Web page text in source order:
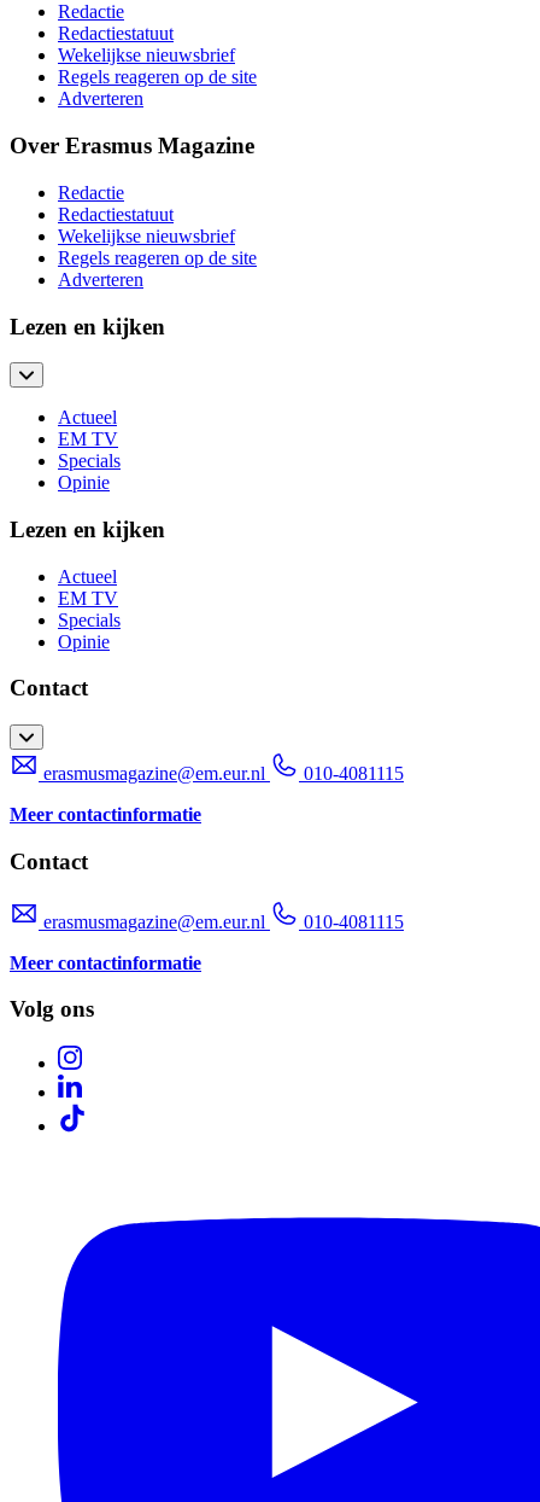
Redactie
Redactiestatuut
Wekelijkse nieuwsbrief
Regels reageren op de site
Adverteren
Over Erasmus Magazine
Redactie
Redactiestatuut
Wekelijkse nieuwsbrief
Regels reageren op de site
Adverteren
Lezen en kijken
Actueel
EM TV
Specials
Opinie
Lezen en kijken
Actueel
EM TV
Specials
Opinie
Contact
erasmusmagazine@em.eur.nl
010-4081115
Meer contactinformatie
Contact
erasmusmagazine@em.eur.nl
010-4081115
Meer contactinformatie
Volg ons